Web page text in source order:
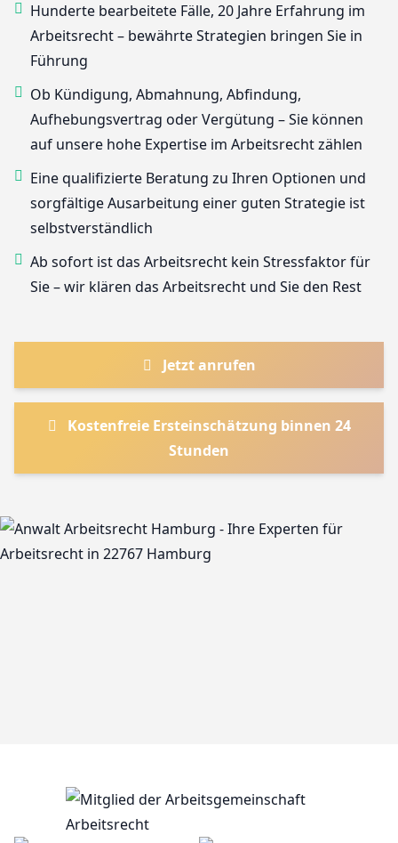
Hunderte bearbeitete Fälle, 20 Jahre Erfahrung im
Arbeitsrecht – bewährte Strategien bringen Sie in
Führung
Ob Kündigung, Abmahnung, Abfindung,
Aufhebungsvertrag oder Vergütung – Sie können
auf unsere hohe Expertise im Arbeitsrecht zählen
Eine qualifizierte Beratung zu Ihren Optionen und
sorgfältige Ausarbeitung einer guten Strategie ist
selbstverständlich
Ab sofort ist das Arbeitsrecht kein Stressfaktor für
Sie – wir klären das Arbeitsrecht und Sie den Rest
Jetzt anrufen
Kostenfreie Ersteinschätzung binnen 24
Stunden